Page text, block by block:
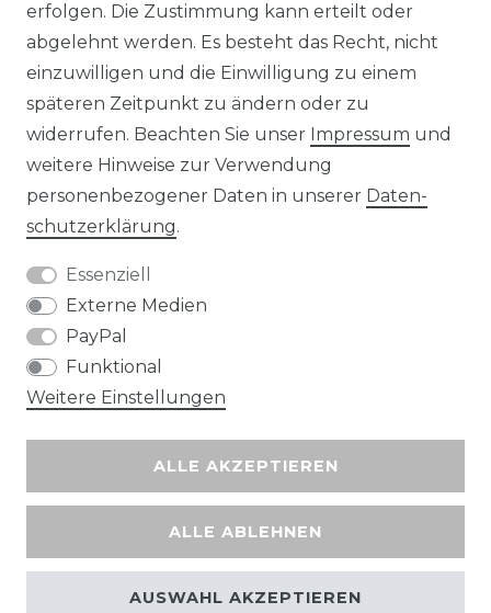
Unsere Zahlungsmöglichkeiten
Wir versenden mit
erfolgen. Die Zustimmung kann erteilt oder
abgelehnt werden. Es besteht das Recht, nicht
einzuwilligen und die Einwilligung zu einem
späteren Zeitpunkt zu ändern oder zu
widerrufen. Beachten Sie unser Impressum und
weitere Hinweise zur Verwendung
personenbezogener Daten in unserer Daten­
schutz­erklärung.
Essenziell
Externe Medien
PayPal
Funktional
Weitere Einstellungen
ALLE AKZEPTIEREN
ALLE ABLEHNEN
AUSWAHL AKZEPTIEREN